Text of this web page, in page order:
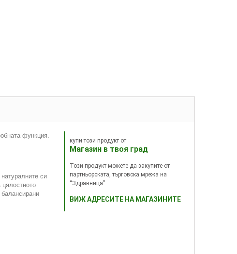
купи този продукт от
Магазин в твоя град
Този продукт можете да закупите от
партньорската, търговска мрежа на
“Здравница”
ВИЖ АДРЕСИТЕ НА МАГАЗИНИТЕ
функция.
си